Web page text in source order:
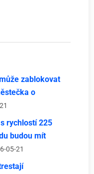
zablokovat
o
rychlostí 225
budou mít
05-21